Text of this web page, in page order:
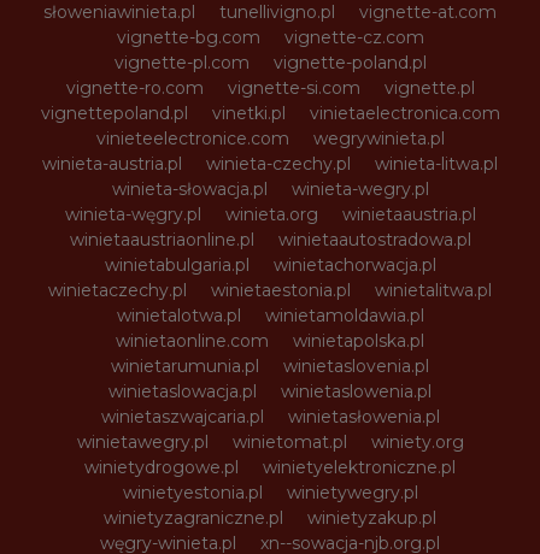
słoweniawinieta.pl
tunellivigno.pl
vignette-at.com
vignette-bg.com
vignette-cz.com
vignette-pl.com
vignette-poland.pl
vignette-ro.com
vignette-si.com
vignette.pl
vignettepoland.pl
vinetki.pl
vinietaelectronica.com
vinieteelectronice.com
wegrywinieta.pl
winieta-austria.pl
winieta-czechy.pl
winieta-litwa.pl
winieta-słowacja.pl
winieta-wegry.pl
winieta-węgry.pl
winieta.org
winietaaustria.pl
winietaaustriaonline.pl
winietaautostradowa.pl
winietabulgaria.pl
winietachorwacja.pl
winietaczechy.pl
winietaestonia.pl
winietalitwa.pl
winietalotwa.pl
winietamoldawia.pl
winietaonline.com
winietapolska.pl
winietarumunia.pl
winietaslovenia.pl
winietaslowacja.pl
winietaslowenia.pl
winietaszwajcaria.pl
winietasłowenia.pl
winietawegry.pl
winietomat.pl
winiety.org
winietydrogowe.pl
winietyelektroniczne.pl
winietyestonia.pl
winietywegry.pl
winietyzagraniczne.pl
winietyzakup.pl
węgry-winieta.pl
xn--sowacja-njb.org.pl